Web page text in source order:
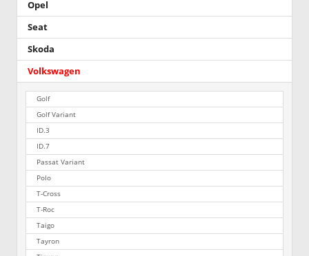
Opel
Seat
Skoda
Volkswagen
Golf
Golf Variant
ID.3
ID.7
Passat Variant
Polo
T-Cross
T-Roc
Taigo
Tayron